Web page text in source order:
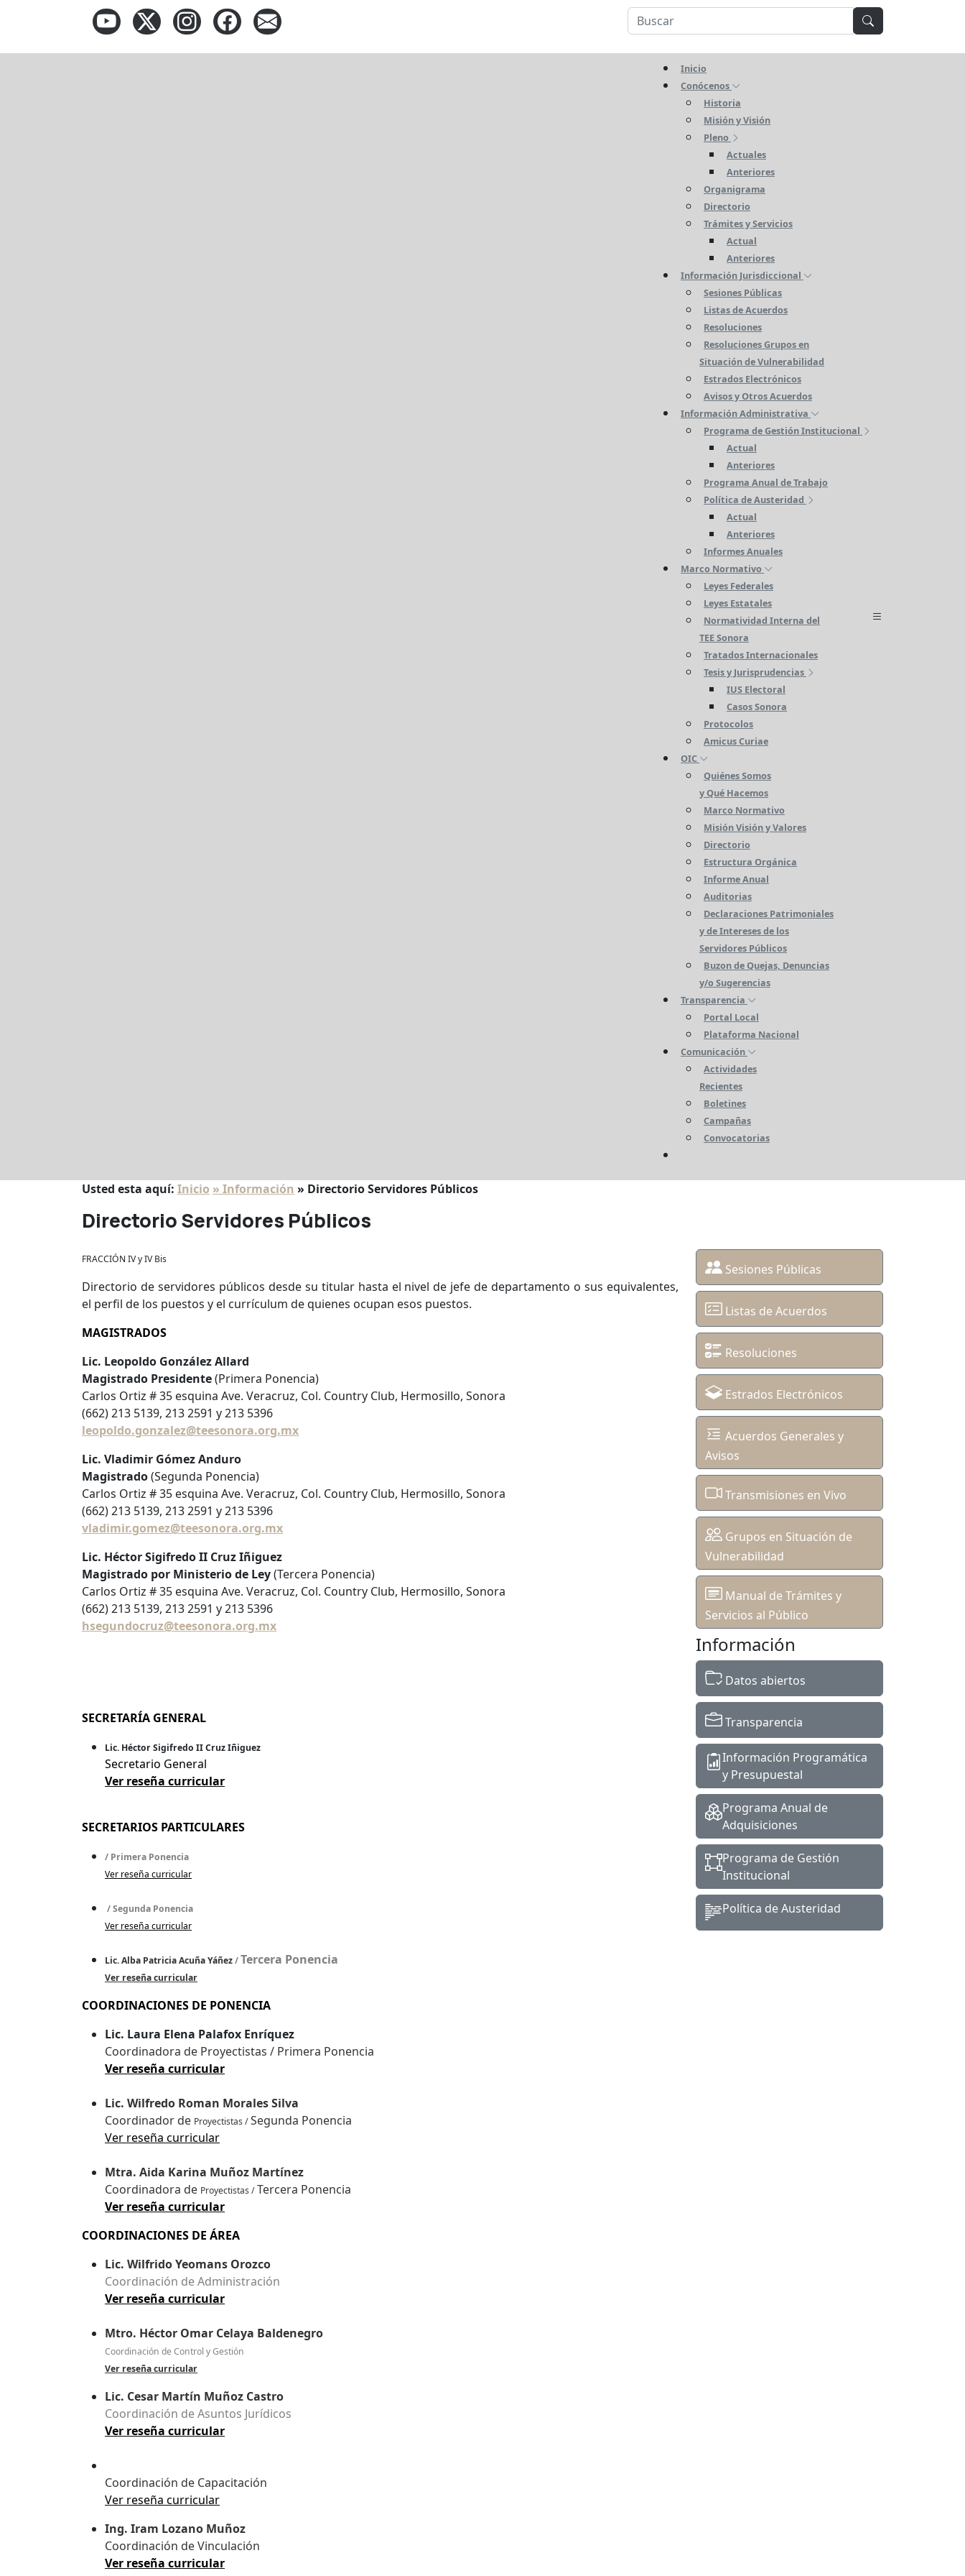
Inicio
Conócenos
Historia
Misión y Visión
Pleno
Actuales
Anteriores
Organigrama
Directorio
Trámites y Servicios
Actual
Anteriores
Información Jurisdiccional
Sesiones Públicas
Listas de Acuerdos
Resoluciones
Resoluciones Grupos en
Situación de Vulnerabilidad
Estrados Electrónicos
Avisos y Otros Acuerdos
Información Administrativa
Programa de Gestión Institucional
Actual
Anteriores
Programa Anual de Trabajo
Política de Austeridad
Actual
Anteriores
Informes Anuales
Marco Normativo
Leyes Federales
Leyes Estatales
Normatividad Interna del
TEE Sonora
Tratados Internacionales
Tesis y Jurisprudencias
IUS Electoral
Casos Sonora
Protocolos
Amicus Curiae
OIC
Quiénes Somos
y Qué Hacemos
Marco Normativo
Misión Visión y Valores
Directorio
Estructura Orgánica
Informe Anual
Auditorias
Declaraciones Patrimoniales
y de Intereses de los
Servidores Públicos
Buzon de Quejas, Denuncias
y/o Sugerencias
Transparencia
Portal Local
Plataforma Nacional
Comunicación
Actividades
Recientes
Boletines
Campañas
Convocatorias
Usted esta aquí: Inicio » Información » Directorio Servidores Públicos
Directorio Servidores Públicos
FRACCIÓN IV y IV Bis
Directorio de servidores públicos desde su titular hasta el nivel de jefe de departamento o sus equivalentes,
el perfil de los puestos y el currículum de quienes ocupan esos puestos.
MAGISTRADOS
Lic. Leopoldo González Allard
Magistrado Presidente(Primera Ponencia)
Carlos Ortiz # 35 esquina Ave. Veracruz, Col. Country Club, Hermosillo, Sonora
(662) 213 5139, 213 2591 y 213 5396
leopoldo.gonzalez@teesonora.org.mx
Lic. Vladimir Gómez Anduro
Magistrado(Segunda Ponencia)
Carlos Ortiz # 35 esquina Ave. Veracruz, Col. Country Club, Hermosillo, Sonora
(662) 213 5139, 213 2591 y 213 5396
vladimir.gomez@teesonora.org.mx
Lic. Héctor Sigifredo II Cruz Iñiguez
Magistrado por Ministerio de Ley(Tercera Ponencia)
Carlos Ortiz # 35 esquina Ave. Veracruz, Col. Country Club, Hermosillo, Sonora
(662) 213 5139, 213 2591 y 213 5396
hsegundocruz@teesonora.org.mx
SECRETARÍA GENERAL
Lic. Héctor Sigifredo II Cruz Iñiguez
Secretario General
Ver reseña curricular
SECRETARIOS PARTICULARES
/ Primera Ponencia
Ver reseña curricular
/ Segunda Ponencia
Ver reseña curricular
Lic. Alba Patricia Acuña Yáñez/Tercera Ponencia
Ver reseña curricular
COORDINACIONES DE PONENCIA
Lic. Laura Elena Palafox Enríquez
Coordinadora de Proyectistas / Primera Ponencia
Ver reseña curricular
Lic. Wilfredo Roman Morales Silva
Coordinador de Proyectistas /Segunda Ponencia
Ver reseña curricular
Mtra. Aida Karina Muñoz Martínez
Coordinadora de Proyectistas /Tercera Ponencia
Ver reseña curricular
COORDINACIONES DE ÁREA
Lic. Wilfrido Yeomans Orozco
Coordinación de Administración
Ver reseña curricular
Mtro. Héctor Omar Celaya Baldenegro
Coordinación de Control y Gestión
Ver reseña curricular
Lic. Cesar Martín Muñoz Castro
Coordinación de Asuntos Jurídicos
Ver reseña curricular
Coordinación de Capacitación
Ver reseña curricular
Ing. Iram Lozano Muñoz
Coordinación de Vinculación
Ver reseña curricular
Sesiones Públicas
Listas de Acuerdos
Resoluciones
Estrados Electrónicos
Acuerdos Generales y
Avisos
Transmisiones en Vivo
Grupos en Situación de
Vulnerabilidad
Manual de Trámites y
Servicios al Público
Información
Datos abiertos
Transparencia
Información Programática
y Presupuestal
Programa Anual de
Adquisiciones
Programa de Gestión
Institucional
Política de Austeridad